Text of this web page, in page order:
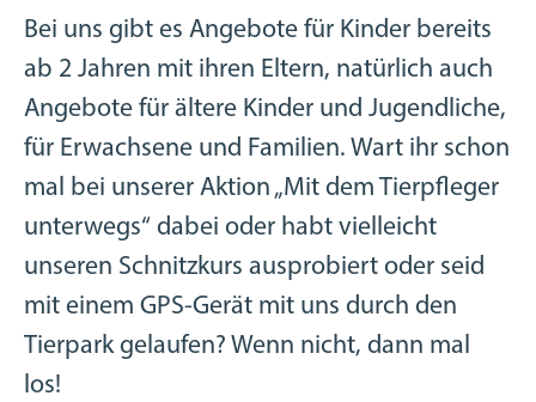
Bei uns gibt es Angebote für Kinder bereits
ab 2 Jahren mit ihren Eltern, natürlich auch
Angebote für ältere Kinder und Jugendliche,
für Erwachsene und Familien. Wart ihr schon
mal bei unserer Aktion „Mit dem Tierpfleger
unterwegs“ dabei oder habt vielleicht
unseren Schnitzkurs ausprobiert oder seid
mit einem GPS-Gerät mit uns durch den
Tierpark gelaufen? Wenn nicht, dann mal
los!